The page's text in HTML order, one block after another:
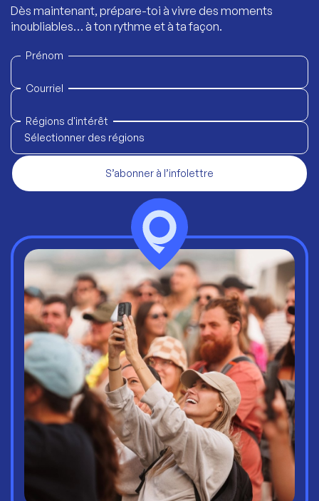
Dès maintenant, prépare-toi à vivre des moments
inoubliables… à ton rythme et à ta façon.
Prénom
Courriel
Régions d'intérêt
Sélectionner des régions
S’abonner à l’infolettre